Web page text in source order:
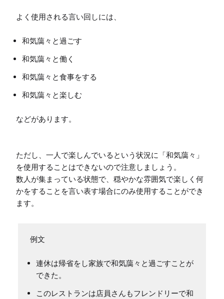
よく使用される言い回しには、
和気藹々と過ごす
和気藹々と働く
和気藹々と食事をする
和気藹々と楽しむ
などがあります。
ただし、一人で楽しんでいるという状況に「和気藹々」
を使用することはできないので注意しましょう。
数人が集まっている状態で、穏やかな雰囲気で楽しく何
かをすることを言い表す場合にのみ使用することができ
ます。
例文
連休は帰省をし家族で和気藹々と過ごすことが
できた。
このレストランは店員さんもフレンドリーで和